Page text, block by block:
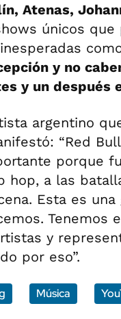
Atenas,
únicos que
y no
y un después
argentino
“Red
porque
hop, a las
Esta es
Tenemos
y
por eso”.
Música